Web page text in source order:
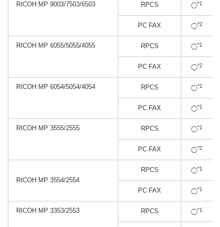
RICOH MP 9003/7503/6503 RPCS ◯*1
PC FAX ◯*2
RICOH MP 6055/5055/4055 RPCS ◯*1
PC FAX ◯*2
RICOH MP 6054/5054/4054 RPCS ◯*1
PC FAX ◯*1
RICOH MP 3555/2555 RPCS ◯*1
PC FAX ◯*2
RICOH MP 3554/2554
RPCS ◯*1
PC FAX ◯*1
RICOH MP 3353/2553 RPCS ◯*1